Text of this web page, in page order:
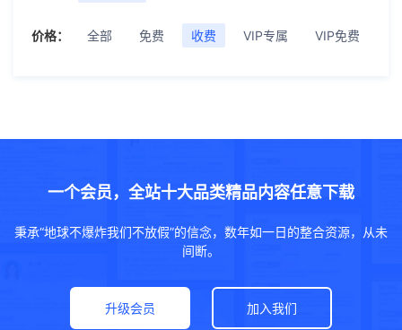
价格： 全部 免费 收费 VIP专属 VIP免费
一个会员，全站十大品类精品内容任意下载
秉承“地球不爆炸我们不放假”的信念，数年如一日的整合资源，从未
间断。
升级会员 加入我们